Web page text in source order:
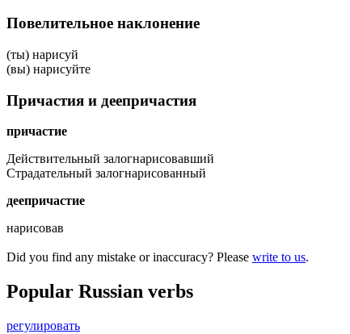
Повелительное наклонение
(ты) нарисуй
(вы) нарисуйте
Причастия и деепричастия
причастие
Действительный залогнарисовавший
Страдательный залогнарисованный
деепричастие
нарисовав
Did you find any mistake or inaccuracy? Please write to us.
Popular Russian verbs
регулировать